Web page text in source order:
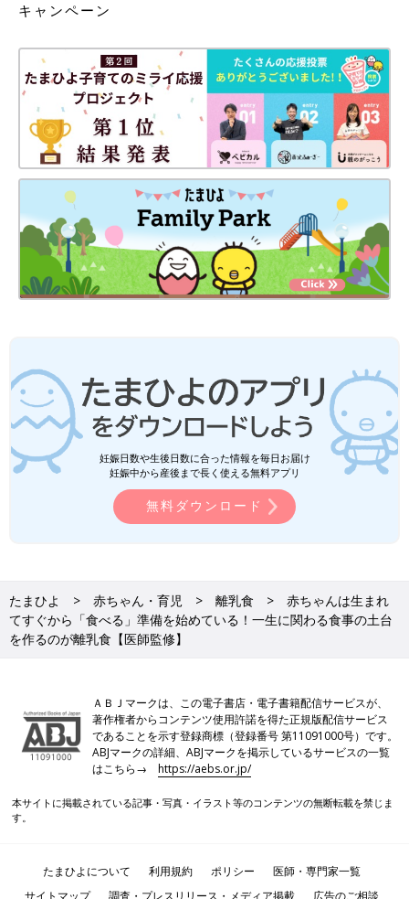
キャンペーン
妊娠日数や生後日数に合った情報を毎日お届け
妊娠中から産後まで長く使える無料アプリ
無料ダウンロード
たまひよ 赤ちゃん・育児 離乳食
赤ちゃんは生まれ
てすぐから「食べる」準備を始めている！一生に関わる食事の土台
を作るのが離乳食【医師監修】
ＡＢＪマークは、この電子書店・電子書籍配信サービスが、
著作権者からコンテンツ使用許諾を得た正規版配信サービス
であることを示す登録商標（登録番号 第11091000号）です。
ABJマークの詳細、ABJマークを掲示しているサービスの一覧
はこちら→https://aebs.or.jp/
本サイトに掲載されている記事・写真・イラスト等のコンテンツの無断転載を禁じま
す。
たまひよについて 利用規約 ポリシー
医師・専門家一覧